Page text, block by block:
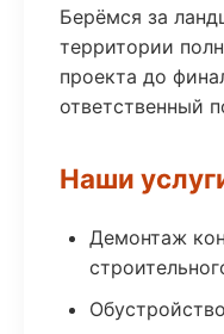
Берёмся за
территории
проекта до
ответственный
Наши
Демонтаж